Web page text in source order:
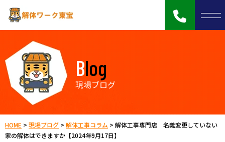
Blog
現場ブログ
HOME > 現場ブログ > 解体工事コラム > 解体工事専門店 名義変更していない
家の解体はできますか【2024年9月17日】